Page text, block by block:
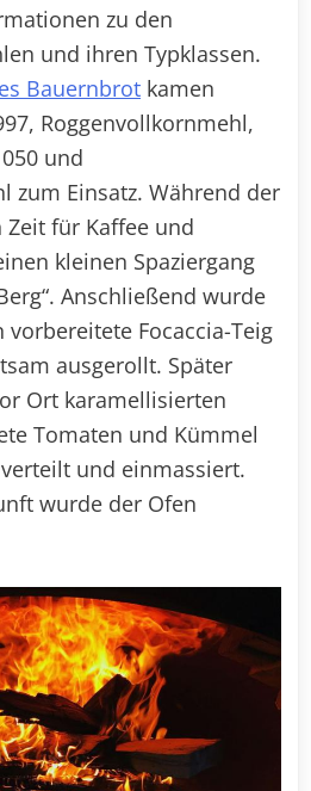
zu den
und ihren Typklassen.
Bauernbrot kamen
Roggenvollkornmehl,
und
zum Einsatz. Während der
Zeit für Kaffee und
kleinen Spaziergang
Anschließend wurde
Focaccia-Teig
ausgerollt. Später
Ort karamellisierten
Tomaten und Kümmel
und einmassiert.
wurde der Ofen